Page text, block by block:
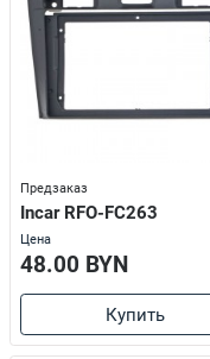
Предзаказ
Incar RFO-FC263
Цена
48.00 BYN
Купить